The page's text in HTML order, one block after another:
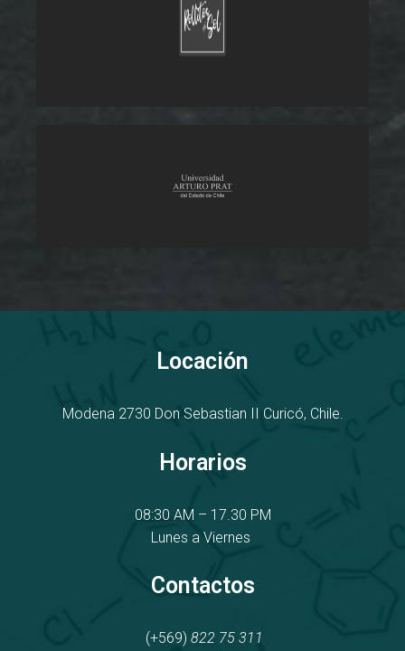
Locación
Modena 2730 Don Sebastian II Curicó, Chile.
Horarios
08:30 AM – 17.30 PM
Lunes a Viernes
Contactos
(+569) 822 75 311